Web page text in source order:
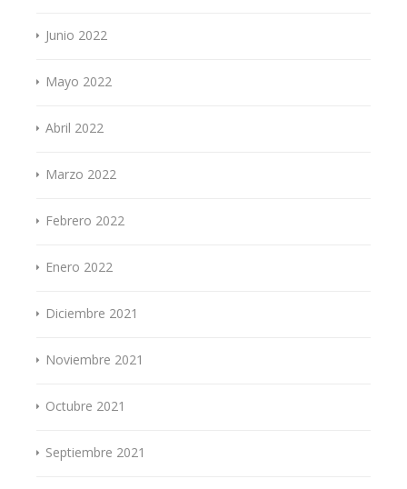
Junio 2022
Mayo 2022
Abril 2022
Marzo 2022
Febrero 2022
Enero 2022
Diciembre 2021
Noviembre 2021
Octubre 2021
Septiembre 2021